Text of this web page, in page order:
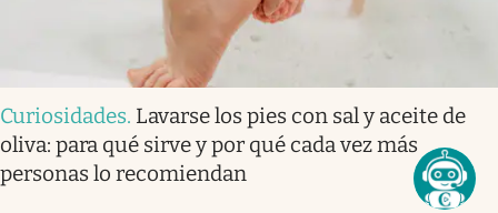
Curiosidades. Lavarse los pies con sal y aceite de
oliva: para qué sirve y por qué cada vez más
personas lo recomiendan